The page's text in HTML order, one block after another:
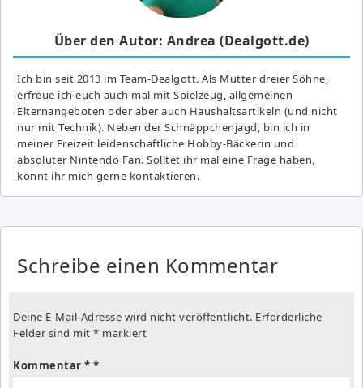
Über den Autor: Andrea (Dealgott.de)
Ich bin seit 2013 im Team-Dealgott. Als Mutter dreier Söhne,
erfreue ich euch auch mal mit Spielzeug, allgemeinen
Elternangeboten oder aber auch Haushaltsartikeln (und nicht
nur mit Technik). Neben der Schnäppchenjagd, bin ich in
meiner Freizeit leidenschaftliche Hobby-Bäckerin und
absoluter Nintendo Fan. Solltet ihr mal eine Frage haben,
könnt ihr mich gerne kontaktieren.
Schreibe einen Kommentar
Deine E-Mail-Adresse wird nicht veröffentlicht. Erforderliche
Felder sind mit * markiert
Kommentar *